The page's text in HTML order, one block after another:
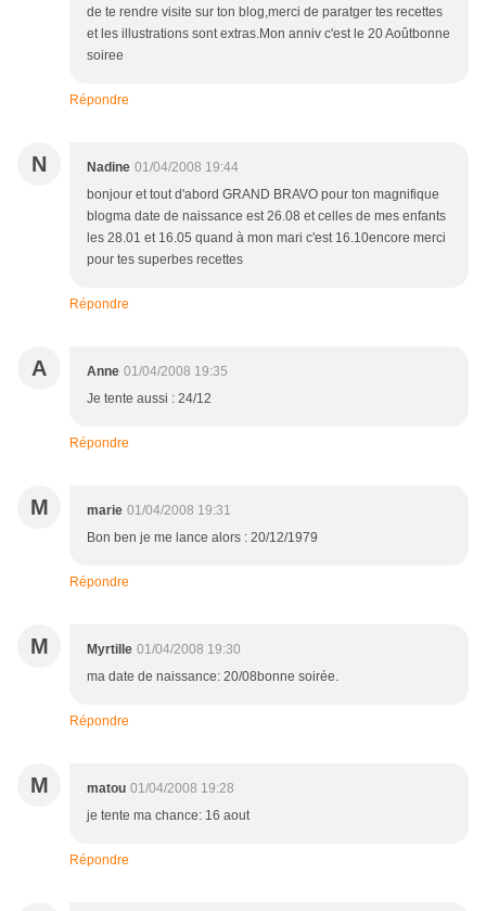
de te rendre visite sur ton blog,merci de paratger tes recettes
et les illustrations sont extras.Mon anniv c'est le 20 Aoûtbonne
soiree
Répondre
N Nadine 01/04/2008 19:44
bonjour et tout d'abord GRAND BRAVO pour ton magnifique
blogma date de naissance est 26.08 et celles de mes enfants
les 28.01 et 16.05 quand à mon mari c'est 16.10encore merci
pour tes superbes recettes
Répondre
A Anne 01/04/2008 19:35
Je tente aussi : 24/12
Répondre
M marie 01/04/2008 19:31
Bon ben je me lance alors : 20/12/1979
Répondre
M Myrtille 01/04/2008 19:30
ma date de naissance: 20/08bonne soirée.
Répondre
M matou 01/04/2008 19:28
je tente ma chance: 16 aout
Répondre